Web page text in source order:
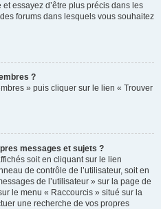
essayez d’être plus précis dans les
forums dans lesquels vous souhaitez
?
» puis cliquer sur le lien « Trouver
messages et sujets ?
soit en cliquant sur le lien
de contrôle de l’utilisateur, soit en
de l’utilisateur » sur la page de
le menu « Raccourcis » situé sur la
une recherche de vos propres